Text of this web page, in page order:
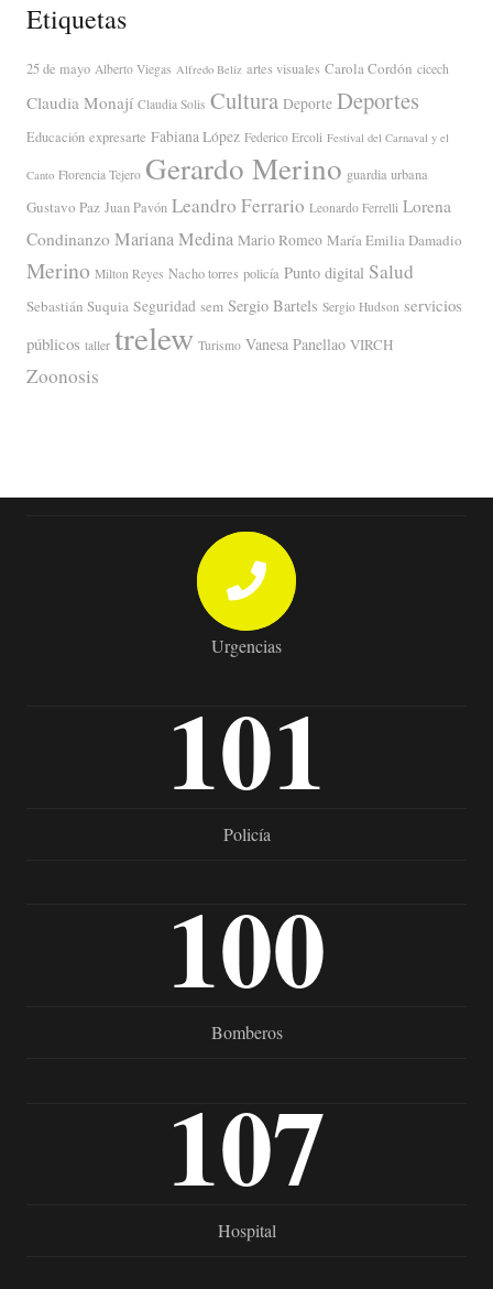
Etiquetas
25 de mayo Alberto Viegas Alfredo Beliz artes visuales Carola Cordón cicech
Claudia Monají Claudia Solis Cultura Deporte Deportes
Educación expresarte Fabiana López Federico Ercoli Festival del Carnaval y el
Canto Florencia Tejero Gerardo Merino guardia urbana
Gustavo Paz Juan Pavón Leandro Ferrario Leonardo Ferrelli Lorena
Condinanzo Mariana Medina Mario Romeo María Emilia Damadio
Merino Milton Reyes Nacho torres policía Punto digital Salud
Sebastián Suquia Seguridad sem Sergio Bartels Sergio Hudson servicios
públicos taller trelew Turismo Vanesa Panellao VIRCH
Zoonosis
Urgencias
101
Policía
100
Bomberos
107
Hospital